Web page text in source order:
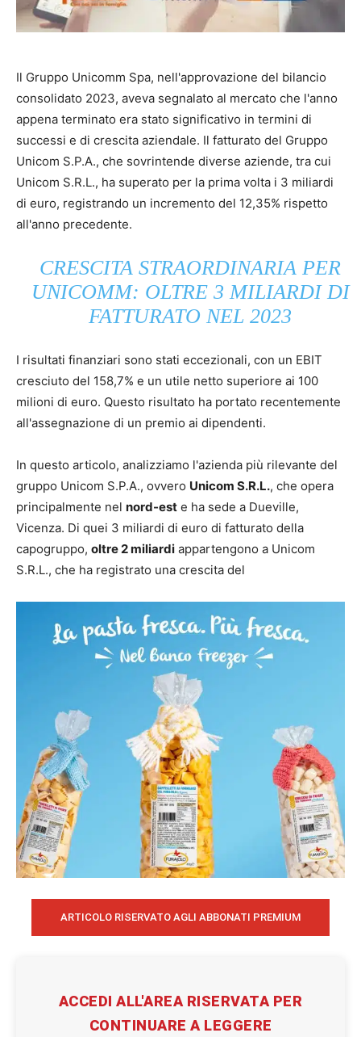
Il Gruppo Unicomm Spa, nell'approvazione del bilancio
consolidato 2023, aveva segnalato al mercato che l'anno
appena terminato era stato significativo in termini di
successi e di crescita aziendale. Il fatturato del Gruppo
Unicom S.P.A., che sovrintende diverse aziende, tra cui
Unicom S.R.L., ha superato per la prima volta i 3 miliardi
di euro, registrando un incremento del 12,35% rispetto
all'anno precedente.
CRESCITA STRAORDINARIA PER
UNICOMM: OLTRE 3 MILIARDI DI
FATTURATO NEL 2023
I risultati finanziari sono stati eccezionali, con un EBIT
cresciuto del 158,7% e un utile netto superiore ai 100
milioni di euro. Questo risultato ha portato recentemente
all'assegnazione di un premio ai dipendenti.
In questo articolo, analizziamo l'azienda più rilevante del
gruppo Unicom S.P.A., ovvero Unicom S.R.L., che opera
principalmente nel nord-est e ha sede a Dueville,
Vicenza. Di quei 3 miliardi di euro di fatturato della
capogruppo, oltre 2 miliardi appartengono a Unicom
S.R.L., che ha registrato una crescita del
ARTICOLO RISERVATO AGLI ABBONATI PREMIUM
ACCEDI ALL'AREA RISERVATA PER
CONTINUARE A LEGGERE